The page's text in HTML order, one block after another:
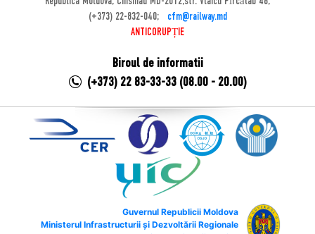
(+373) 22-832-040;
cfm@railway.md
ANTICORUPȚIE
Biroul de informatii
(+373) 22 83-33-33 (08.00 - 20.00)
Guvernul Republicii Moldova
Ministerul Infrastructurii și Dezvoltării Regionale